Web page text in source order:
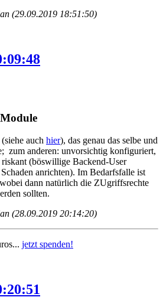
(29.09.2019 18:51:50)
(siehe auch hier), das genau das selbe und
zum anderen: unvorsichtig konfiguriert,
(böswillige Backend-User
anrichten). Im Bedarfsfalle ist
dann natürlich die ZUgriffsrechte
sollten.
(28.09.2019 20:14:20)
jetzt spenden!